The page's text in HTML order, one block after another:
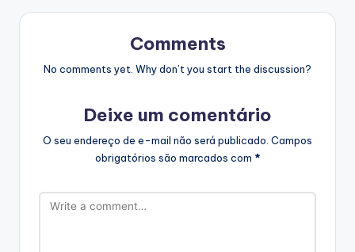
Comments
No comments yet. Why don’t you start the discussion?
Deixe um comentário
O seu endereço de e-mail não será publicado. Campos
obrigatórios são marcados com *